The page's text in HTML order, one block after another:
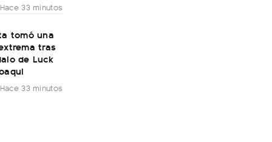
Hace 33 minutos
tomó una
tras
de Luck
Hace 33 minutos